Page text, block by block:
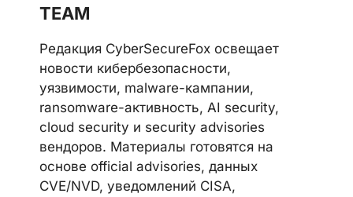
TEAM
Редакция CyberSecureFox освещает
новости кибербезопасности,
уязвимости, malware-кампании,
ransomware-активность, AI security,
cloud security и security advisories
вендоров. Материалы готовятся на
основе official advisories, данных
CVE/NVD, уведомлений CISA,